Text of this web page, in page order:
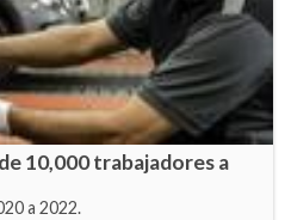
10,000 trabajadores a
a 2022.